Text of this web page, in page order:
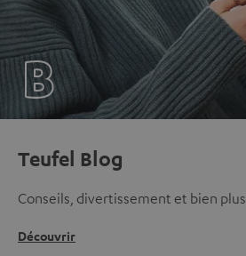
Teufel Blog
Conseils, divertissement et bien plus
Découvrir